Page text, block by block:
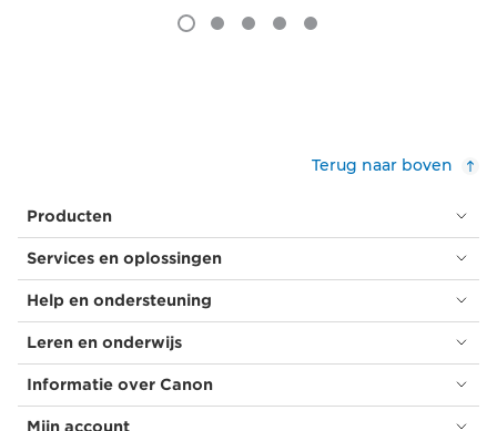
Terug naar boven
Producten
Services en oplossingen
Help en ondersteuning
Leren en onderwijs
Informatie over Canon
Mijn account